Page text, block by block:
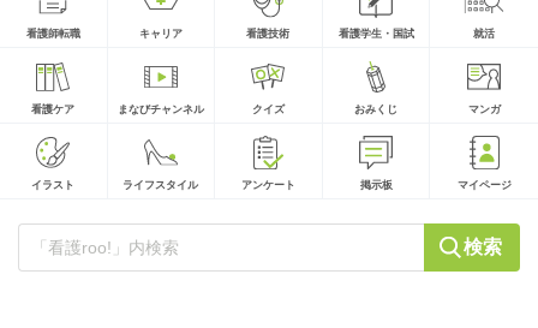
看護師転職 キャリア 看護技術 看護学生・国試 就活
看護ケア まなびチャンネル クイズ おみくじ マンガ
イラスト ライフスタイル アンケート 掲示板 マイページ
検索